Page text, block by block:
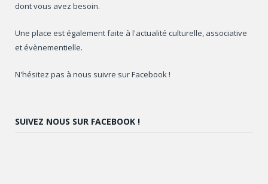
dont vous avez besoin.
Une place est également faite à l'actualité culturelle, associative
et évènementielle.
N'hésitez pas à nous suivre sur Facebook !
SUIVEZ NOUS SUR FACEBOOK !